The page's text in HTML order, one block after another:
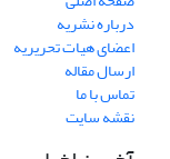
درباره نشریه
اعضای هیات تحریریه
ارسال مقاله
تماس با ما
نقشه سایت